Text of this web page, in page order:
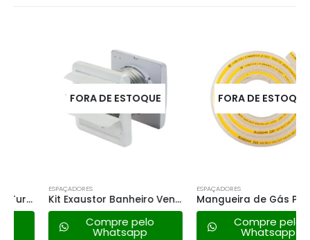
FORA DE ESTOQUE
ESPAÇADORES
Kit Exaustor Banheiro Ventisol Kexb 100mm – 220v
Compre pelo
Whatsapp
FORA DE ESTOQUE
ESPAÇADORES
Mangueira de Gás Plástica Normatizada Glp Rl C/ Tarja Amarela 1,20m
Compre pelo
Whatsapp